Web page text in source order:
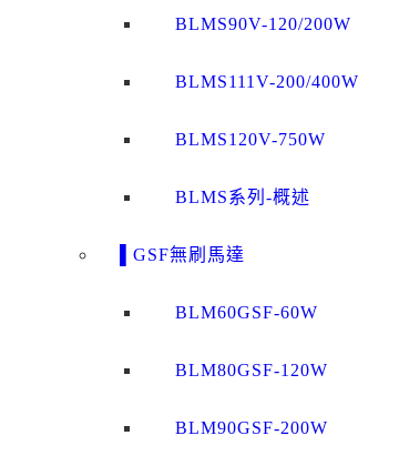
BLMS90V-120/200W
BLMS111V-200/400W
BLMS120V-750W
BLMS系列-概述
▌GSF無刷馬達
BLM60GSF-60W
BLM80GSF-120W
BLM90GSF-200W